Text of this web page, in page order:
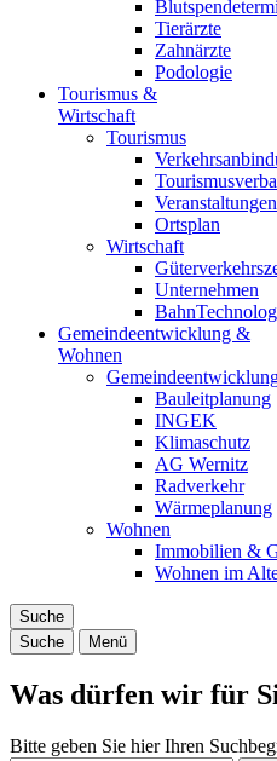
Tierärzte
Zahnärzte
Podologie
Tourismus &
Wirtschaft
Tourismus
Veranstaltungen
Ortsplan
Wirtschaft
Unternehmen
Gemeindeentwicklung &
Wohnen
Bauleitplanung
INGEK
Klimaschutz
AG Wernitz
Radverkehr
Wärmeplanung
Wohnen
Immobilien &
Wohnen im
Suche
Suche
Menü
Was dürfen wir für
Bitte geben Sie hier Ihren